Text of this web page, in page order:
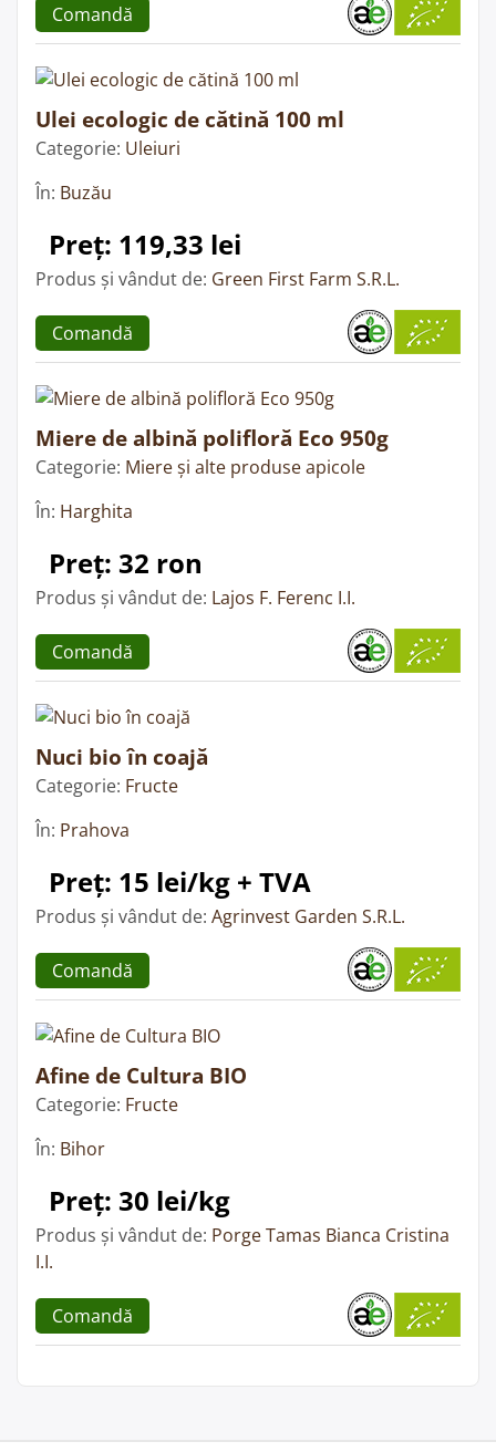
Comandă
Ulei ecologic de cătină 100 ml
Categorie: Uleiuri
În: Buzău
Preț: 119,33 lei
Produs și vândut de: Green First Farm S.R.L.
Comandă
Miere de albină polifloră Eco 950g
Categorie: Miere și alte produse apicole
În: Harghita
Preț: 32 ron
Produs și vândut de: Lajos F. Ferenc I.I.
Comandă
Nuci bio în coajă
Categorie: Fructe
În: Prahova
Preț: 15 lei/kg + TVA
Produs și vândut de: Agrinvest Garden S.R.L.
Comandă
Afine de Cultura BIO
Categorie: Fructe
În: Bihor
Preț: 30 lei/kg
Produs și vândut de: Porge Tamas Bianca Cristina
I.I.
Comandă